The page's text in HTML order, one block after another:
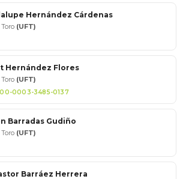
Hernández Cárdenas
(UFT)
Hernández Flores
(UFT)
0003-3485-0137
Barradas Gudiño
(UFT)
Barráez Herrera